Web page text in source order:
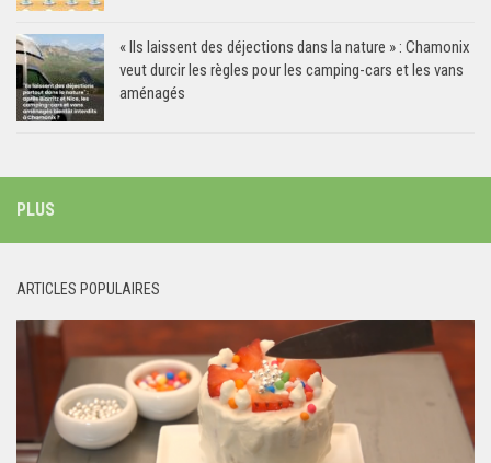
« Ils laissent des déjections dans la nature » : Chamonix
veut durcir les règles pour les camping-cars et les vans
aménagés
PLUS
ARTICLES POPULAIRES